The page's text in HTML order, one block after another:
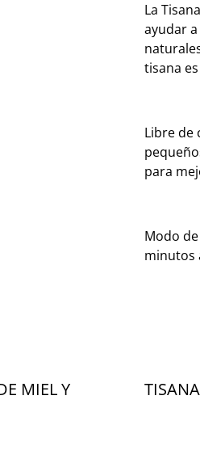
La
ayudar
tisana
Libre de
para
Modo
minutos
MIEL Y